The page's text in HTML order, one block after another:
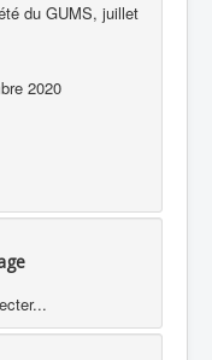
du GUMS, juillet
2020